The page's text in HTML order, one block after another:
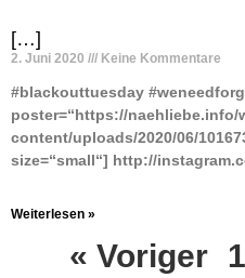
[…]
2. Juni 2020 Keine Kommentare
#blackouttuesday
poster=“https://naehliebe.info/
content/uploads/2020/06/
size=“small“] http://
Weiterlesen »
« Voriger 1